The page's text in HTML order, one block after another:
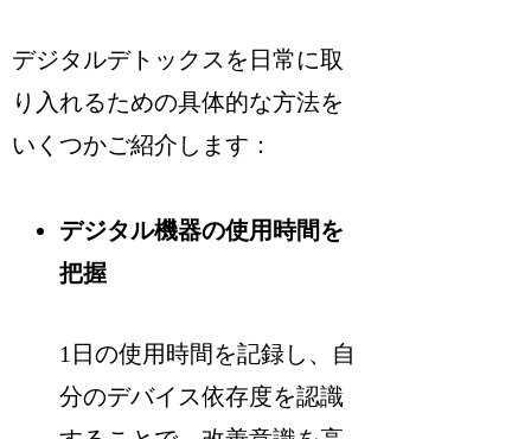
デジタルデトックスを日常に取
り入れるための具体的な方法を
いくつかご紹介します：
デジタル機器の使用時間を
把握
1日の使用時間を記録し、自
分のデバイス依存度を認識